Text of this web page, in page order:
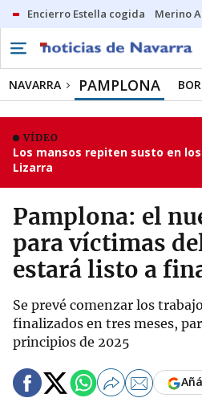
Encierro Estella cogida Merino
NAVARRA PAMPLONA
VÍDEO
Los mansos repiten susto en
Lizarra
Pamplona: el
para víctimas
estará listo a
Se prevé comenzar los
finalizados en tres meses,
principios de 2025